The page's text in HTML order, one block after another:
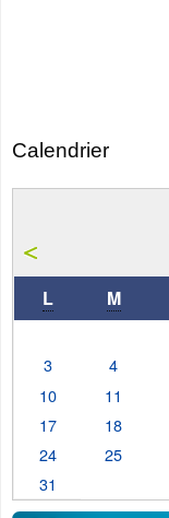
Calendrier
L M
3
4
10
11
17
18
24
25
31